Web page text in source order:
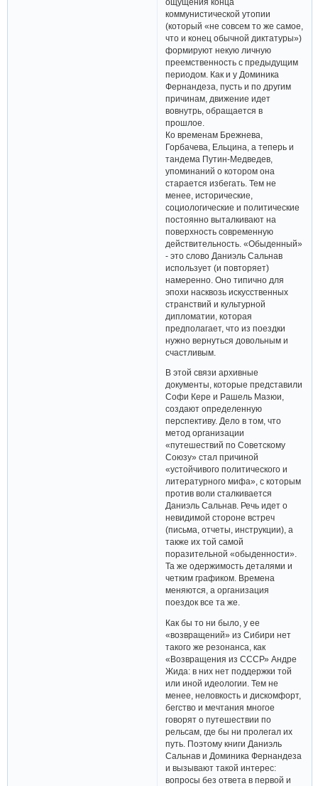
коммунистической утопии
(который «не совсем то же самое,
что и конец обычной диктатуры»)
формируют некую личную
преемственность с предыдущим
периодом. Как и у Доминика
Фернандеза, пусть и по другим
причинам, движение идет
вовнутрь, обращается в
прошлое.
Ко временам Брежнева,
Горбачева, Ельцина, а теперь и
тандема Путин-Медведев,
упоминаний о котором она
старается избегать. Тем не
менее, исторические,
социологические и политические
постоянно выталкивают на
поверхность современную
действительность. «Обыденный»
- это слово Даниэль Сальнав
использует (и повторяет)
намеренно. Оно типично для
эпохи насквозь искусственных
странствий и культурной
дипломатии, которая
предполагает, что из поездки
нужно вернуться довольным и
счастливым.
В этой связи архивные
документы, которые представили
Софи Кере и Рашель Мазюи,
создают определенную
перспективу. Дело в том, что
метод организации
«путешествий по Советскому
Союзу» стал причиной
«устойчивого политического и
литературного мифа», с которым
против воли сталкивается
Даниэль Сальнав. Речь идет о
невидимой стороне встреч
(письма, отчеты, инструкции), а
также их той самой
поразительной «обыденности».
Та же одержимость деталями и
четким графиком. Времена
меняются, а организация
поездок все та же.
Как бы то ни было, у ее
«возвращений» из Сибири нет
такого же резонанса, как
«Возвращения из СССР» Андре
Жида: в них нет поддержки той
или иной идеологии. Тем не
менее, неловкость и дискомфорт,
бегство и мечтания многое
говорят о путешествии по
рельсам, где бы ни пролегал их
путь. Поэтому книги Даниэль
Сальнав и Доминика Фернандеза
и вызывают такой интерес:
вопросы без ответа в первой и